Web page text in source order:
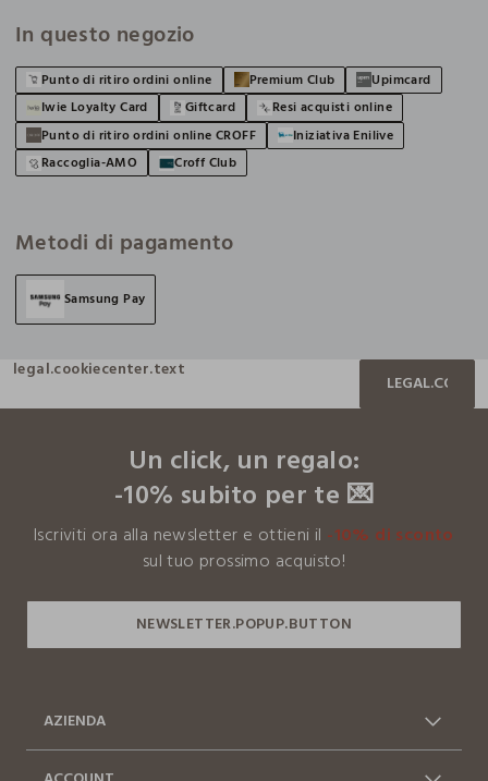
In questo negozio
Punto di ritiro ordini online Premium Club
Upimcard
Iwie Loyalty Card
Giftcard
Resi acquisti online
Punto di ritiro ordini online CROFF
Iniziativa Enilive
Raccoglia-AMO
Croff Club
Metodi di pagamento
Samsung Pay
legal.cookiecenter.text
Un click, un regalo:
-10% subito per te 💌
Iscriviti ora alla newsletter e ottieni il -10% di sconto
sul tuo prossimo acquisto!
AZIENDA